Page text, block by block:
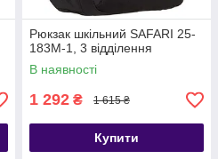
Рюкзак шкільний SAFARI 25-
183M-1, 3 відділення
В наявності
1 292 ₴ 1 615 ₴
Купити